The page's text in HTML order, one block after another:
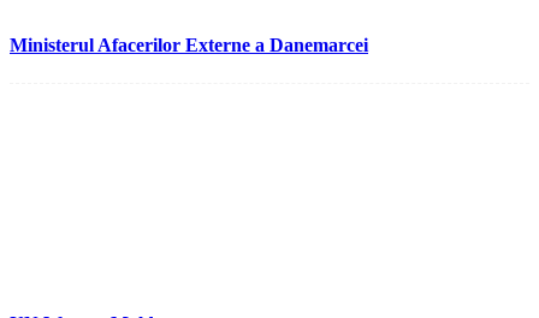
Ministerul Afacerilor Externe a Danemarcei